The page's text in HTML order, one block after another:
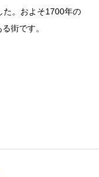
た。およそ1700年の
街です。